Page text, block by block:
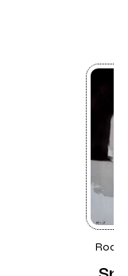
Rock,